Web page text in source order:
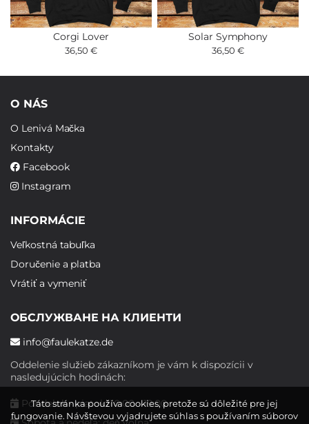
Corgi Lover
36,50 €
Solar Symphony
36,50 €
O NÁS
O Lenivá Mačka
Kontakty
Facebook
Instagram
INFORMÁCIE
Veľkostná tabuľka
Doručenie a platba
Vrátiť a vymeniť
ОБСЛУЖВАНЕ НА КЛИЕНТИ
info@faulekatze.de
Oddelenie služieb zákazníkom je vám k dispozícii v
nasledujúcich hodinách:
Pondelok - piatok: 10:00 - 19:00
Táto stránka používa cookies, pretože sú dôležité pre jej
fungovanie. Návštevou vyjadrujete súhlas s používaním súborov